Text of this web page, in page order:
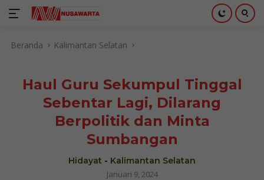
Beranda Kalimantan Selatan
Haul Guru Sekumpul Tinggal
Sebentar Lagi, Dilarang
Berpolitik dan Minta
Sumbangan
Hidayat - Kalimantan Selatan
Januari 9, 2024